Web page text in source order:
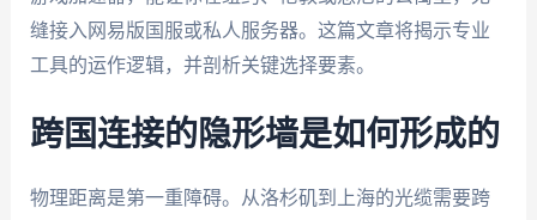
缝接入网易版国服或私人服务器。这篇文章将揭示专业
工具的运作逻辑，并剖析关键选择要素。
跨国连接的隐形墙是如何形成的
物理距离是第一重障碍。从洛杉矶到上海的光缆需要跨